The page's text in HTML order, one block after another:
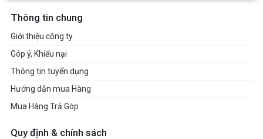
Thông tin chung
Giới thiệu công ty
Góp ý, Khiếu nại
Thông tin tuyển dụng
Hướng dẫn mua Hàng
Mua Hàng Trả Góp
Quy định & chính sách